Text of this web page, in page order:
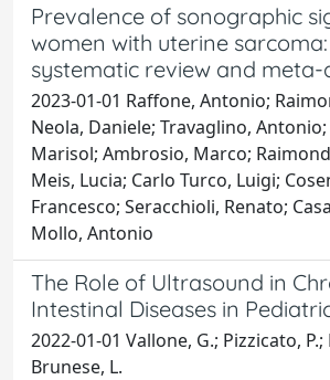
Prevalence of sonographic
women with uterine
systematic review and meta-
2023-01-01 Raffone, Antonio;
Neola, Daniele; Travaglino,
Marisol; Ambrosio, Marco;
Meis, Lucia; Carlo Turco, Luigi;
Francesco; Seracchioli, Renato;
Mollo, Antonio
The Role of Ultrasound in
Intestinal Diseases in
2022-01-01 Vallone, G.; Pizzicato, P.;
Brunese, L.